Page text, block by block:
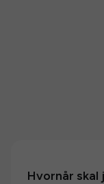
Hvornår